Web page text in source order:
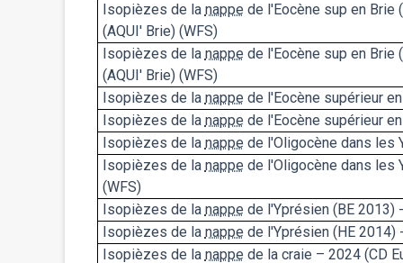
Isopièzes de la nappe de l'Eocène sup en Brie (
(AQUI' Brie) (WFS)
Isopièzes de la nappe de l'Eocène sup en Brie (
(AQUI' Brie) (WFS)
Isopièzes de la nappe de l'Eocène supérieur
Isopièzes de la nappe de l'Eocène supérieur
Isopièzes de la nappe de l'Oligocène dans les
Isopièzes de la nappe de l'Oligocène dans les
(WFS)
Isopièzes de la nappe de l'Yprésien (BE 2013)
Isopièzes de la nappe de l'Yprésien (HE 2014)
Isopièzes de la nappe de la craie – 2024 (CD